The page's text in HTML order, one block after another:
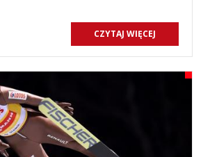
CZYTAJ WIĘCEJ